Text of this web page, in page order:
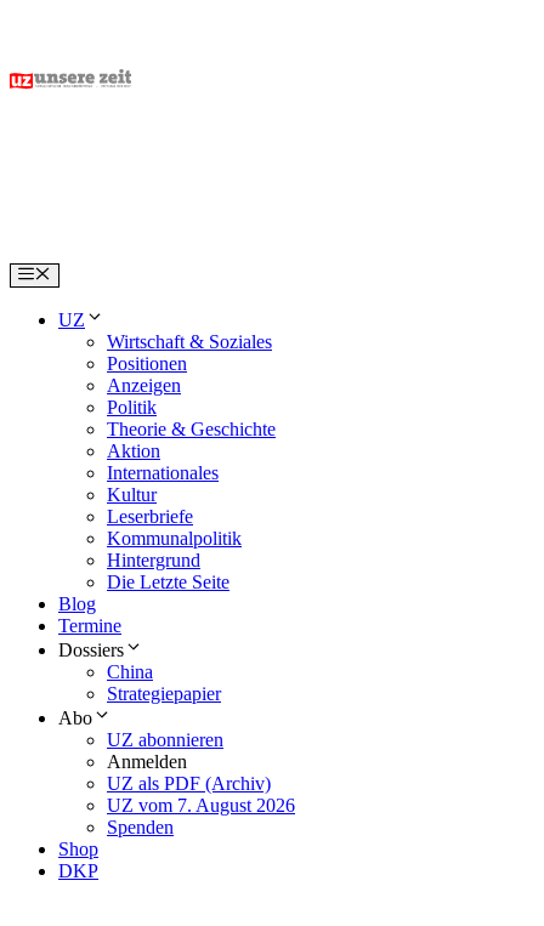
content
Menu
UZ
Wirtschaft & Soziales
Positionen
Anzeigen
Politik
Theorie & Geschichte
Aktion
Internationales
Kultur
Leserbriefe
Kommunalpolitik
Hintergrund
Die Letzte Seite
Blog
Termine
Dossiers
China
Strategiepapier
Abo
UZ abonnieren
Anmelden
UZ als PDF (Archiv)
UZ vom 7. August 2026
Spenden
Shop
DKP